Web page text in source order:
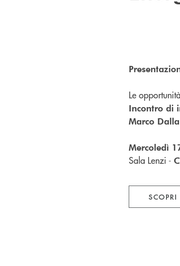
Le
Incontro di
Marco
Mercoledì
Sala Lenzi -
SCOPRI